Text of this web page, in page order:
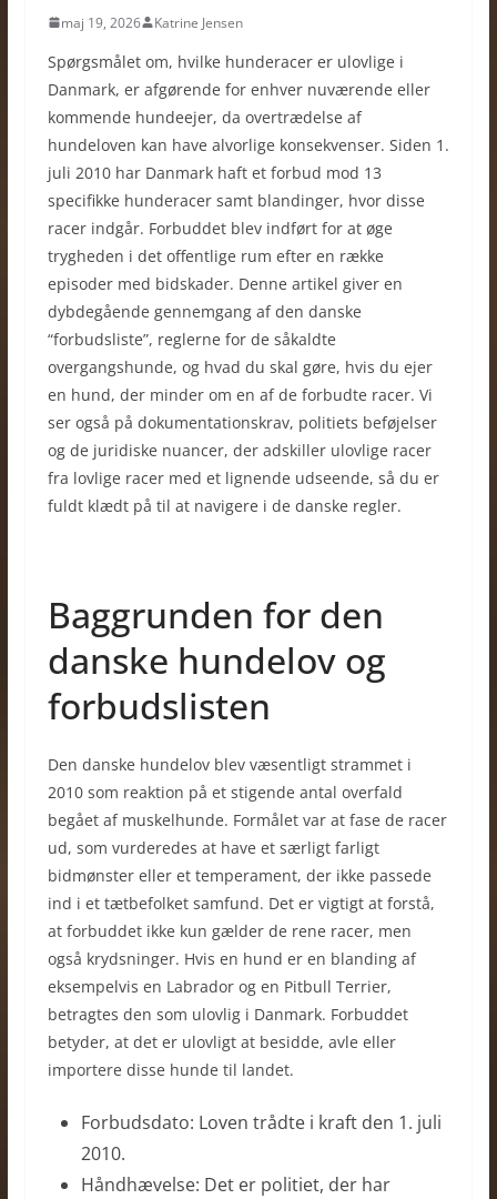
maj 19, 2026 Katrine Jensen
Spørgsmålet om, hvilke hunderacer er ulovlige i
Danmark, er afgørende for enhver nuværende eller
kommende hundeejer, da overtrædelse af
hundeloven kan have alvorlige konsekvenser. Siden 1.
juli 2010 har Danmark haft et forbud mod 13
specifikke hunderacer samt blandinger, hvor disse
racer indgår. Forbuddet blev indført for at øge
trygheden i det offentlige rum efter en række
episoder med bidskader. Denne artikel giver en
dybdegående gennemgang af den danske
“forbudsliste”, reglerne for de såkaldte
overgangshunde, og hvad du skal gøre, hvis du ejer
en hund, der minder om en af de forbudte racer. Vi
ser også på dokumentationskrav, politiets beføjelser
og de juridiske nuancer, der adskiller ulovlige racer
fra lovlige racer med et lignende udseende, så du er
fuldt klædt på til at navigere i de danske regler.
Baggrunden for den
danske hundelov og
forbudslisten
Den danske hundelov blev væsentligt strammet i
2010 som reaktion på et stigende antal overfald
begået af muskelhunde. Formålet var at fase de racer
ud, som vurderedes at have et særligt farligt
bidmønster eller et temperament, der ikke passede
ind i et tætbefolket samfund. Det er vigtigt at forstå,
at forbuddet ikke kun gælder de rene racer, men
også krydsninger. Hvis en hund er en blanding af
eksempelvis en Labrador og en Pitbull Terrier,
betragtes den som ulovlig i Danmark. Forbuddet
betyder, at det er ulovligt at besidde, avle eller
importere disse hunde til landet.
Forbudsdato: Loven trådte i kraft den 1. juli
2010.
Håndhævelse: Det er politiet, der har